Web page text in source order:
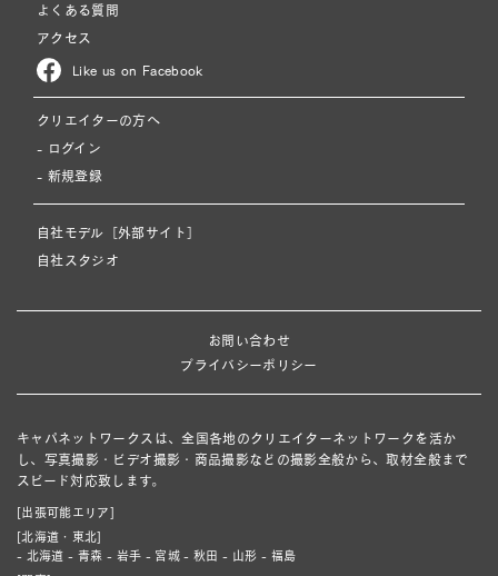
よくある質問
アクセス
Like us on Facebook
クリエイターの方へ
- ログイン
- 新規登録
自社モデル［外部サイト］
自社スタジオ
お問い合わせ
プライバシーポリシー
キャパネットワークスは、全国各地のクリエイターネットワークを活か
し、写真撮影・ビデオ撮影・商品撮影などの撮影全般から、取材全般まで
スピード対応致します。
[出張可能エリア]
[北海道・東北]
- 北海道 - 青森 - 岩手 - 宮城 - 秋田 - 山形 - 福島